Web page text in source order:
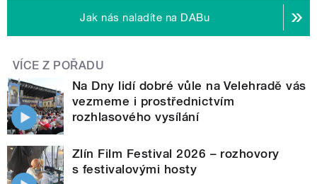
Jak nás naladíte na DABu
VÍCE Z POŘADU
Na Dny lidí dobré vůle na Velehradě vás
vezmeme i prostřednictvím
rozhlasového vysílání
Zlín Film Festival 2026 – rozhovory
s festivalovými hosty